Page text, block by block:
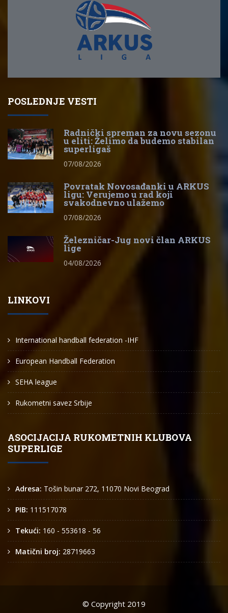
POSLEDNJE VESTI
Radnički spreman za novu sezonu
u eliti: Želimo da budemo stabilan
superligaš
07/08/2026
Povratak Novosađanki u ARKUS
ligu: Verujemo u rad koji
svakodnevno ulažemo
07/08/2026
Železničar-Jug novi član ARKUS
lige
04/08/2026
LINKOVI
International handball federation -IHF
European Handball Federation
SEHA league
Rukometni savez Srbije
ASOCIJACIJA RUKOMETNIH KLUBOVA
SUPERLIGE
Adresa: Tošin bunar 272, 11070 Novi Beograd
PIB: 111517078
Tekući: 160 - 553618 - 56
Matični broj: 28719663
© Copyright 2019